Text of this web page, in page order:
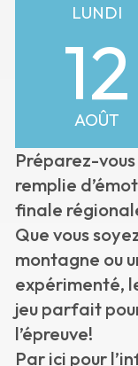
LUNDI
12
AOÛT
Préparez-
remplie
finale
Que vous
montagne ou
expérimenté,
jeu parfait
l’épreuve!
Par ici pour l’